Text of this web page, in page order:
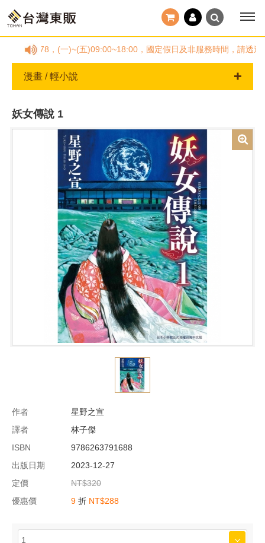
，(一)~(五)09:00~18:00，國定假日及非服務時間，請透過
漫畫 / 輕小說
妖女傳說 1
作者
星野之宣
譯者
林子傑
ISBN
9786263791688
出版日期
2023-12-27
定價
NT$320
優惠價
9 折 NT$288